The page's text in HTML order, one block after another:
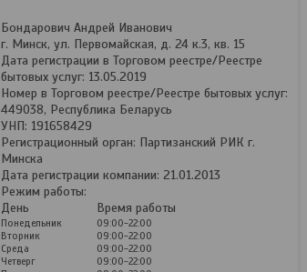
Бондарович Андрей Иванович
г. Минск, ул. Первомайская, д. 24 к.3, кв. 15
Дата регистрации в Торговом реестре/Реестре
бытовых услуг: 13.05.2019
Номер в Торговом реестре/Реестре бытовых услуг:
449038, Республика Беларусь
УНП: 191658429
Регистрационный орган: Партизанский РИК г.
Минска
Дата регистрации компании: 21.01.2013
Режим работы:
День
Время работы
Понедельник
09:00-22:00
Вторник
09:00-22:00
Среда
09:00-22:00
Четверг
09:00-22:00